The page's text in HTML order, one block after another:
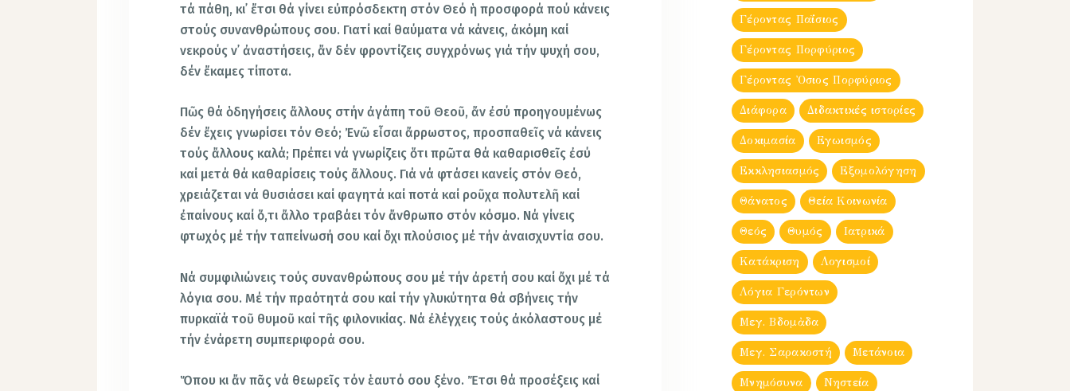
τά πάθη, κι᾿ ἔτσι θά γίνει εὐπρόσδεκτη στόν Θεό ἡ προσφορά πού κάνεις
στούς συνανθρώπους σου. Γιατί καί θαύματα νά κάνεις, ἀκόμη καί
νεκρούς ν᾿ ἀναστήσεις, ἄν δέν φροντίζεις συγχρόνως γιά τήν ψυχή σου,
δέν ἔκαμες τίποτα.
Πῶς θά ὁδηγήσεις ἄλλους στήν ἀγάπη τοῦ Θεοῦ, ἄν ἐσύ προηγουμένως
δέν ἔχεις γνωρίσει τόν Θεό; Ἐνῶ εἶσαι ἄρρωστος, προσπαθεῖς νά κάνεις
τούς ἄλλους καλά; Πρέπει νά γνωρίζεις ὅτι πρῶτα θά καθαρισθεῖς ἐσύ
καί μετά θά καθαρίσεις τούς ἄλλους. Γιά νά φτάσει κανείς στόν Θεό,
χρειάζεται νά θυσιάσει καί φαγητά καί ποτά καί ροῦχα πολυτελῆ καί
ἐπαίνους καί ὅ,τι ἄλλο τραβάει τόν ἄνθρωπο στόν κόσμο. Νά γίνεις
φτωχός μέ τήν ταπείνωσή σου καί ὄχι πλούσιος μέ τήν ἀναισχυντία σου.
Νά συμφιλιώνεις τούς συνανθρώπους σου μέ τήν ἀρετή σου καί ὄχι μέ τά
λόγια σου. Μέ τήν πραότητά σου καί τήν γλυκύτητα θά σβήνεις τήν
πυρκαϊά τοῦ θυμοῦ καί τῆς φιλονικίας. Νά ἐλέγχεις τούς ἀκόλαστους μέ
τήν ἐνάρετη συμπεριφορά σου.
Ὅπου κι ἄν πᾶς νά θεωρεῖς τόν ἑαυτό σου ξένο. Ἔτσι θά προσέξεις καί
Γέροντας Παΐσιος
Γέροντας Πορφύριος
Γέροντας Ὀσιος Πορφύριος
Διάφορα Διδακτικές ιστορίες
Δοκιμασία Εγωισμός
Εκκλησιασμός Εξομολόγηση
Θάνατος Θεία Κοινωνία
Θεός Θυμός Ιατρικά
Κατάκριση Λογισμοί
Λόγια Γερόντων
Μεγ. Βδομἀδα
Μεγ. Σαρακοστή Μετάνοια
Μνημόσυνα Νηστεία